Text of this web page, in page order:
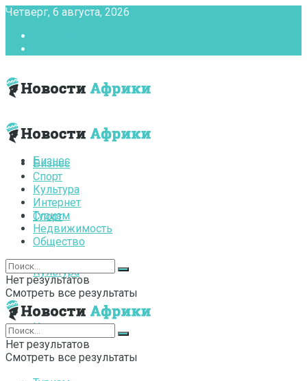
Четверг, 6 августа, 2026
Бизнес
Спорт
Культура
Интернет
Бизнес
Спорт
Культура
Интернет
Туризм
Недвижимость
Общество
Нет результатов
Смотреть все результаты
Нет результатов
Смотреть все результаты